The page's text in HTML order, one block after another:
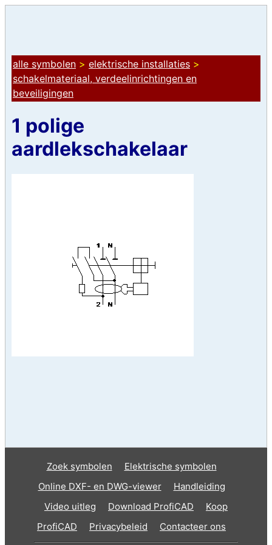
alle symbolen > elektrische installaties >
schakelmateriaal, verdeelinrichtingen en
beveiligingen
1 polige
aardlekschakelaar
Zoek symbolen
Elektrische symbolen
Online DXF- en DWG-viewer
Handleiding
Video uitleg
Download ProfiCAD
Koop
ProfiCAD
Privacybeleid Contacteer ons